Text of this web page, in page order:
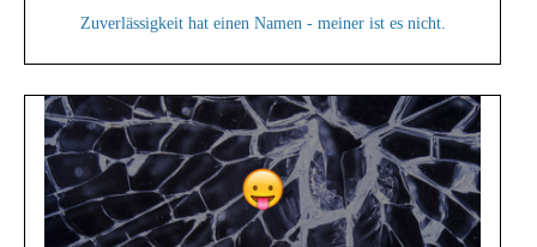
Zuverlässigkeit hat einen Namen - meiner ist es nicht.